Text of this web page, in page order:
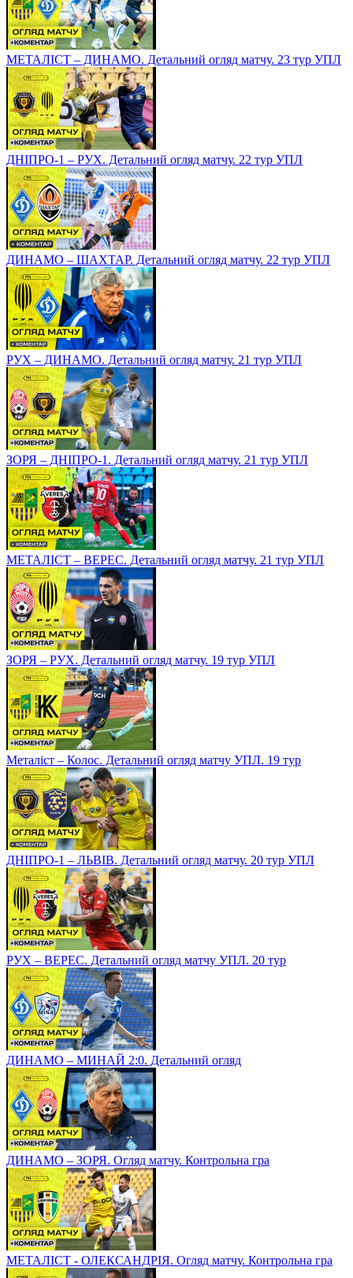
МЕТАЛІСТ – ДИНАМО. Детальний огляд матчу. 23 тур УПЛ
ДНІПРО-1 – РУХ. Детальний огляд матчу. 22 тур УПЛ
ДИНАМО – ШАХТАР. Детальний огляд матчу. 22 тур УПЛ
РУХ – ДИНАМО. Детальний огляд матчу. 21 тур УПЛ
ЗОРЯ – ДНІПРО-1. Детальний огляд матчу. 21 тур УПЛ
МЕТАЛІСТ – ВЕРЕС. Детальний огляд матчу. 21 тур УПЛ
ЗОРЯ – РУХ. Детальний огляд матчу. 19 тур УПЛ
Металіст – Колос. Детальний огляд матчу УПЛ. 19 тур
ДНІПРО-1 – ЛЬВІВ. Детальний огляд матчу. 20 тур УПЛ
РУХ – ВЕРЕС. Детальний огляд матчу УПЛ. 20 тур
ДИНАМО – МИНАЙ 2:0. Детальний огляд
ДИНАМО – ЗОРЯ. Огляд матчу. Контрольна гра
МЕТАЛІСТ - ОЛЕКСАНДРІЯ. Огляд матчу. Контрольна гра